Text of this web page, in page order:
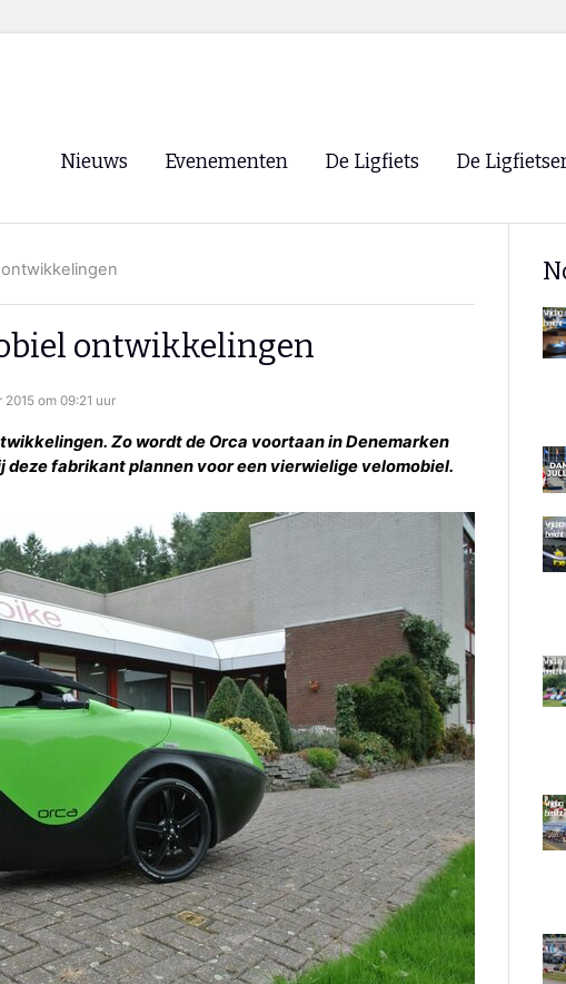
Nieuws Evenementen
WK Ligfietsen 2026
Oliebollentocht
De Ligfiets De
Ligfietsvereninging
Lokale
Forum
ontwikkelingen
om 09:21 uur
Zo wordt de Orca voortaan in Denemarken
deze fabrikant plannen voor een vierwielige velomobiel.